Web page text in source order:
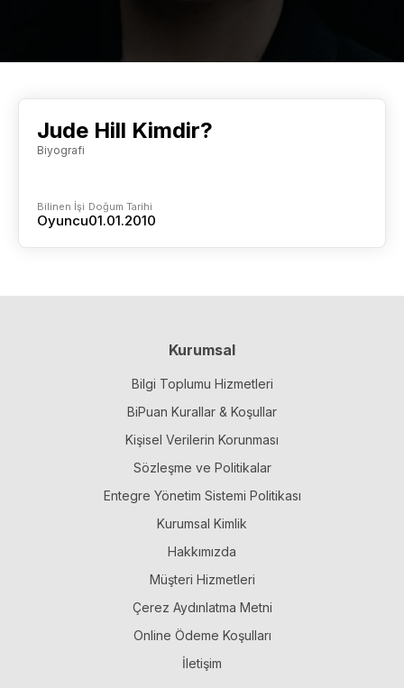
Jude Hill Kimdir?
Biyografi
Bilinen İşi
Oyuncu
Doğum Tarihi
01.01.2010
Kurumsal
Bilgi Toplumu Hizmetleri
BiPuan Kurallar & Koşullar
Kişisel Verilerin Korunması
Sözleşme ve Politikalar
Entegre Yönetim Sistemi Politikası
Kurumsal Kimlik
Hakkımızda
Müşteri Hizmetleri
Çerez Aydınlatma Metni
Online Ödeme Koşulları
İletişim